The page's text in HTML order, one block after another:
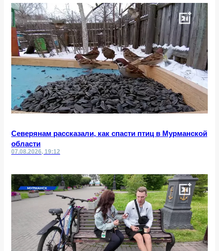
Северянам рассказали, как спасти птиц в Мурманской
области
07.08.2026, 19:12